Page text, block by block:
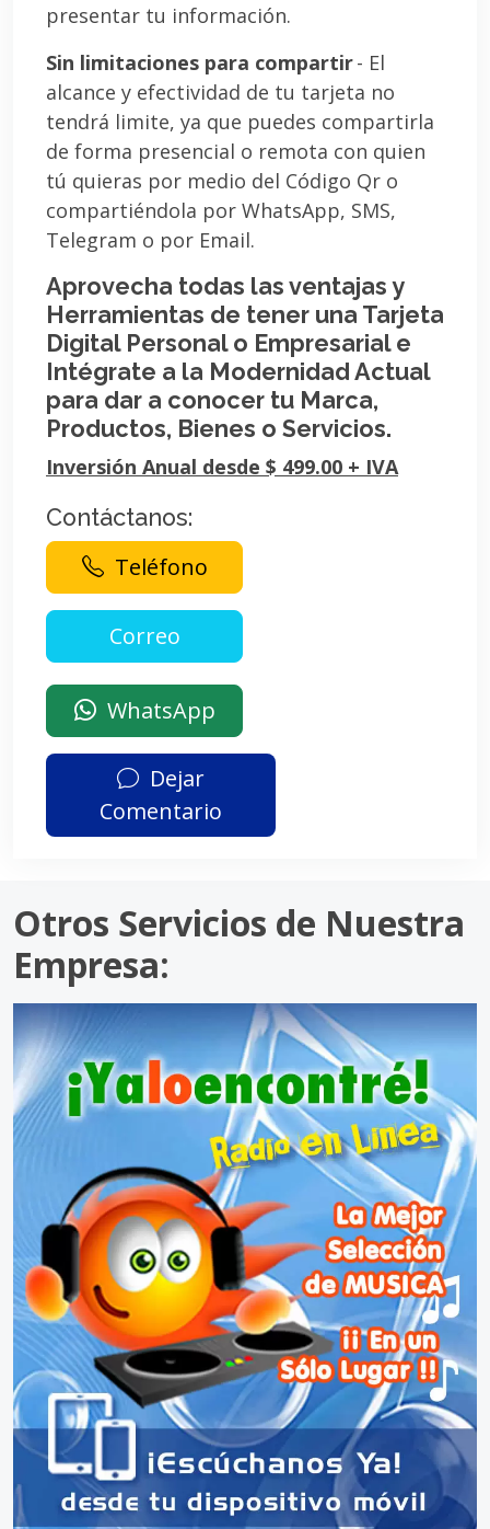
presentar tu información.
Sin limitaciones para compartir- El
alcance y efectividad de tu tarjeta no
tendrá limite, ya que puedes compartirla
de forma presencial o remota con quien
tú quieras por medio del Código Qr o
compartiéndola por WhatsApp, SMS,
Telegram o por Email.
Aprovecha todas las ventajas y
Herramientas de tener una Tarjeta
Digital Personal o Empresarial e
Intégrate a la Modernidad Actual
para dar a conocer tu Marca,
Productos, Bienes o Servicios.
Inversión Anual desde $ 499.00 + IVA
Contáctanos:
Teléfono
WhatsApp
Dejar
Comentario
Otros Servicios de Nuestra
Empresa: